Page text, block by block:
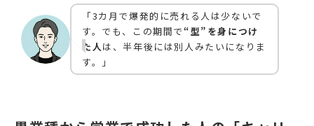
「3カ月で爆発的に売れる人は少ないで
す。でも、この期間で“型”を身につけ
た人 は、半年後には別人みたいになりま
す。」